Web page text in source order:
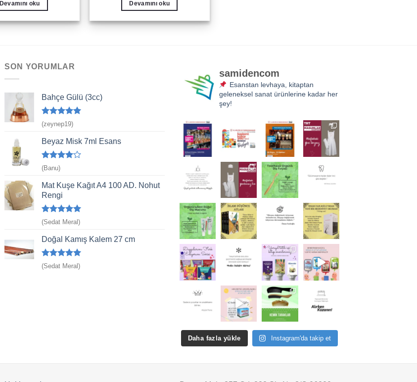
Devamını oku Devamını oku
SON YORUMLAR
Bahçe Gülü (3cc)
5 üzerinden
5
oy aldı
(zeynep19)
Beyaz Misk 7ml Esans
5
üzerinden
4 oy aldı
(Banu)
Mat Kuşe Kağıt A4 100 AD. Nohut
Rengi
5 üzerinden
5
(Sedat Meral)
Doğal Kamış Kalem 27 cm
5 üzerinden
5
(Sedat Meral)
samidencom
Esanstan levhaya, kitaptan
geleneksel sanat ürünlerine kadar her
şey!
Daha fazla yükle Instagram'da takip et